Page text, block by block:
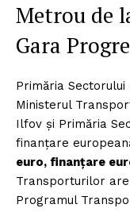
Metrou de
Gara
Primăria
Ministerul
Ilfov și Primăria
finanțare
euro, finanțare
Transporturilor
Programul